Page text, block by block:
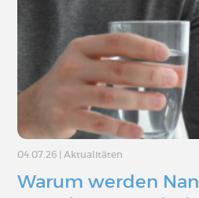
04.07.26 Aktualitäten
Warum werden